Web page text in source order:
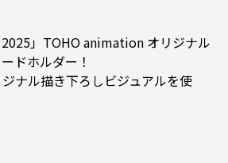
2025」TOHO animation オリジナル
ドホルダー！
ジナル描き下ろしビジュアルを使